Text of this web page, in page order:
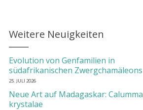
Weitere Neuigkeiten
Evolution von Genfamilien in
südafrikanischen Zwergchamäleons
25. JULI 2026
Neue Art auf Madagaskar: Calumma
krystalae